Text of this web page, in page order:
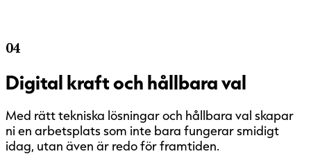
04
Digital kraft och hållbara val
Med rätt tekniska lösningar och hållbara val skapar
ni en arbetsplats som inte bara fungerar smidigt
idag, utan även är redo för framtiden.